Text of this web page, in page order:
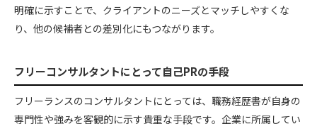
明確に示すことで、クライアントのニーズとマッチしやすくな
り、他の候補者との差別化にもつながります。
フリーコンサルタントにとって自己PRの手段
フリーランスのコンサルタントにとっては、職務経歴書が自身の
専門性や強みを客観的に示す貴重な手段です。企業に所属してい